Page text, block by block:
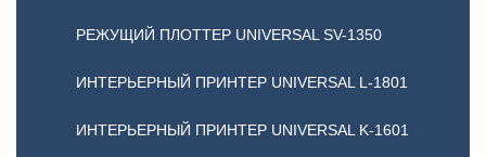
РЕЖУЩИЙ ПЛОТТЕР UNIVERSAL SV-1350
ИНТЕРЬЕРНЫЙ ПРИНТЕР UNIVERSAL L-1801
ИНТЕРЬЕРНЫЙ ПРИНТЕР UNIVERSAL K-1601